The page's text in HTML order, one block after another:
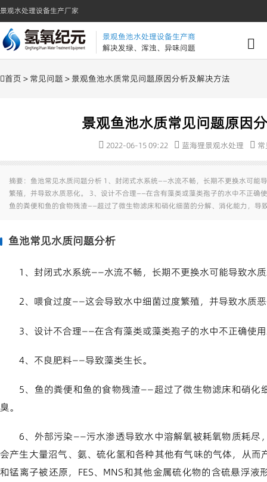
景观水处理设备生产厂家
景观鱼池水处理设备生产商
解决发绿、浑浊、异味问题
首页 > 常见问题 > 景观鱼池水质常见问题原因分析及解决方法
景观鱼池水质常见问题原因
2022-06-15 09:22 蓝海狸景观水处理
摘要：鱼池常见水质问题分析 1、封闭式水系统——水流不畅，长期不更换水可能
繁殖，并导致水质恶化。 3、设计不合理——在含有藻类或藻类孢子的水中不正确
鱼的粪便和鱼的食物残渣——超过了微生物滤床和硝化细菌的分解、消化能力，
鱼池常见水质问题分析
1、封闭式水系统——水流不畅，长期不更换水可能导致水
2、喂食过度——这会导致水中细菌过度繁殖，并导致水质
3、设计不合理——在含有藻类或藻类孢子的水中不正确使
4、不良肥料——导致藻类生长。
5、鱼的粪便和鱼的食物残渣——超过了微生物滤床和硝化
臭。
6、外部污染——污水渗透导致水中溶解氧被耗氧物质耗尽
会产生大量沼气、氨、硫化氢和各种其他有气味的气体，从
和锰离子被还原，FES、MNS和其他金属硫化物的含硫悬浮